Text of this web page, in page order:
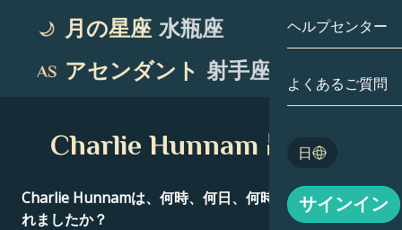
獅子座
乙女座
射手座
タロット
エンジェルナ
ヘルプセンター
よくあるご質問
日
English
サインイン
月の星座 水瓶座
アセンダント 射手座
Charlie Hunnam 出生図
Charlie Hunnamは、何時、何日、何時に、どこで生ま
れましたか？